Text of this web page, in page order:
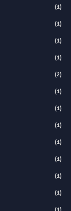
(1)
(1)
(1)
(1)
(2)
(1)
(1)
(1)
(1)
(1)
(1)
(1)